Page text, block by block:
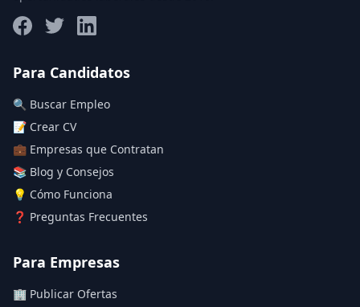
Deja vacío para "sin límite"
Aplicar filtros
Para Candidatos
🔍 Buscar Empleo
📝 Crear CV
💼 Empresas que Contratan
📚 Blog y Consejos
💡 Cómo Funciona
❓ Preguntas Frecuentes
Para Empresas
🏢 Publicar Ofertas